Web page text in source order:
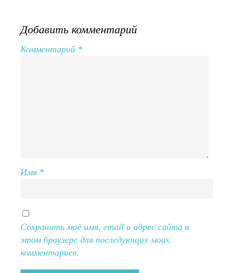
Добавить комментарий
Комментарий *
Имя *
Сохранить моё имя, email и адрес сайта в
этом браузере для последующих моих
комментариев.